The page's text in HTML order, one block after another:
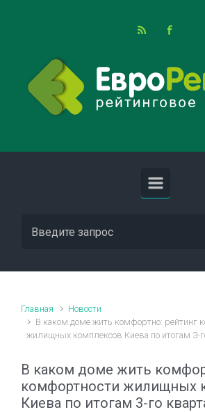
Главная
Новости
В каком доме жить комфортно: рейтинг
жилищных комплексов Киева по итогам 3-
В каком доме жить
комфортности жилищных
Киева по итогам 3-го